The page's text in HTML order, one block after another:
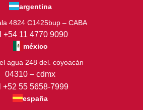
argentina
4824 C1425bup – CABA
+54 11 4770 9090
méxico
agua 248 del. coyoacán
04310 – cdmx
+52 55 5658-7999
españa